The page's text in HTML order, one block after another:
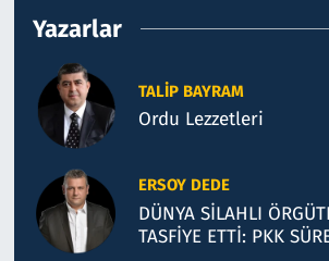
Yazarlar
TALIP BAYRAM
Ordu Lezzetleri
ERSOY DEDE
DÜNYA SİLAHLI
TASFİYE ETTİ: PKK